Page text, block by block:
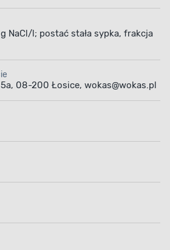
właściwej
NaCl/l; postać stała sypka, frakcja
5a, 08-200 Łosice, wokas@wokas.pl